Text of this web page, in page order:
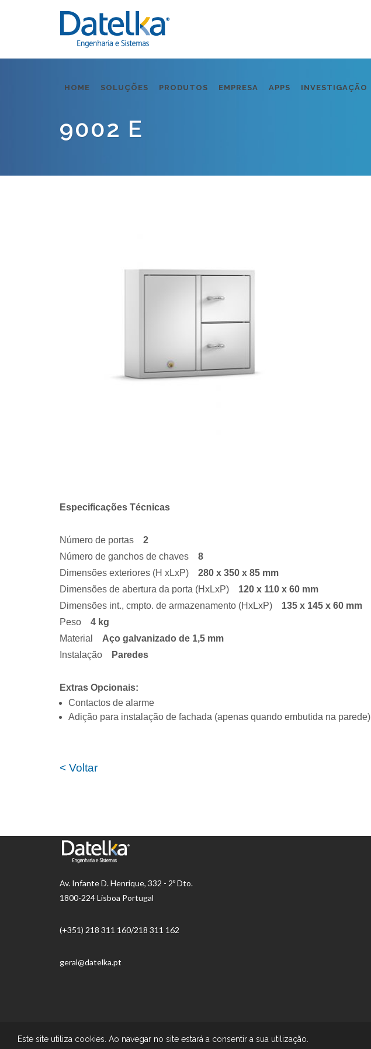
Este site utiliza cookies. Ao navegar no site estará a consentir a sua utilização.
HOME SOLUÇÕES PRODUTOS EMPRESA APPS INVESTIGAÇÃO
9002 E
Especificações Técnicas
Número de portas 2
Número de ganchos de chaves
8
Dimensões exteriores (H xLxP)
280 x 350 x 85 mm
Dimensões de abertura da porta (HxLxP)
120 x 110 x 60 mm
Dimensões int., cmpto. de armazenamento (HxLxP)
135 x 145 x 60 mm
Peso
4 kg
Material
Aço galvanizado de 1,5 mm
Instalação
Paredes
Extras Opcionais:
Contactos de alarme
Adição para instalação de fachada (apenas quando embutida na parede)
< Voltar
Av. Infante D. Henrique, 332 - 2º Dto.
1800-224 Lisboa Portugal
(+351) 218 ​​311 160/218 311 162
geral@datelka.pt